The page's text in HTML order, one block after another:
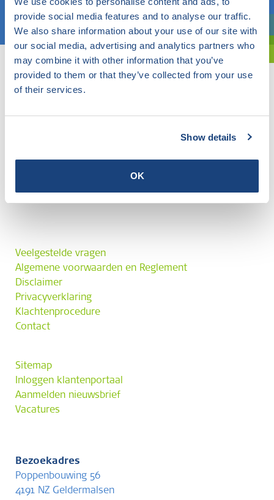
provide social media features and to analyse our traffic.
We also share information about your use of our site with
our social media, advertising and analytics partners who
may combine it with other information that you’ve
provided to them or that they’ve collected from your use
of their services.
Show details
OK
Kies een onderwerp
Bent u oriënterend? Gebruik dan onze filter.
Veelgestelde vragen
Algemene voorwaarden en Reglement
Disclaimer
Privacyverklaring
Klachtenprocedure
Contact
Sitemap
Inloggen klantenportaal
Aanmelden nieuwsbrief
Vacatures
Bezoekadres
Poppenbouwing 56
4191 NZ Geldermalsen